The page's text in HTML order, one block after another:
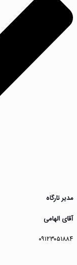
مدیر تارگاه
آقای الهامى
٠٩١٢٣٠٥١٨٨٤